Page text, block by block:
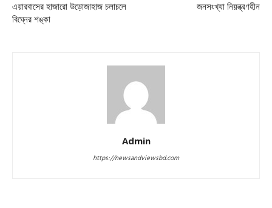
এয়ারবাসের হাজারো উড়োজাহাজ চলাচলে
বিঘ্নের শঙ্কা
জনসংখ্যা নিয়ন্ত্রণহীন
Admin
https://newsandviewsbd.com